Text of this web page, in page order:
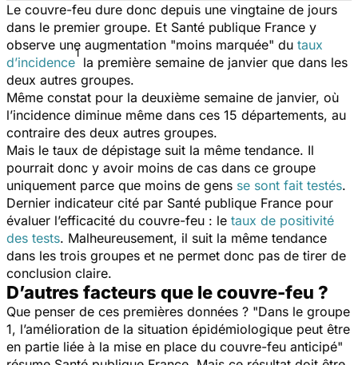
Le couvre-feu dure donc depuis une vingtaine de jours
dans le premier groupe. Et Santé publique France y
observe une augmentation "moins marquée" du taux
d’incidence
1
la première semaine de janvier que dans les
deux autres groupes.
Même constat pour la deuxième semaine de janvier, où
l’incidence diminue même dans ces 15 départements, au
contraire des deux autres groupes.
Mais le taux de dépistage suit la même tendance. Il
pourrait donc y avoir moins de cas dans ce groupe
uniquement parce que moins de gens se sont fait testés.
Dernier indicateur cité par Santé publique France pour
évaluer l’efficacité du couvre-feu : le taux de positivité
des tests. Malheureusement, il suit la même tendance
dans les trois groupes et ne permet donc pas de tirer de
conclusion claire.
D’autres facteurs que le couvre-feu ?
Que penser de ces premières données ? "Dans le groupe
1, l’amélioration de la situation épidémiologique peut être
en partie liée à la mise en place du couvre-feu anticipé"